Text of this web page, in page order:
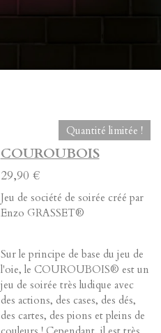
Quantité limitée !
COUROUBOIS
29,90 €
Jeu de société de soirée créé par
Enzo GRASSET®
Sur le principe de base du jeu de
l'oie, le COUROUBOIS® est un
jeu de soirée très ludique avec
des actions, des cases, des dés,
des cartes, des pions et pleins de